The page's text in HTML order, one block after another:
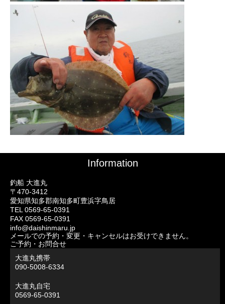
Information
釣船 大進丸
〒470-3412
愛知県知多郡南知多町豊浜字鳥居
TEL 0569-65-0391
FAX 0569-65-0391
info@daishinmaru.jp
メールでの予約・変更・キャンセルはお受けできません。
ご予約・お問合せ
大進丸携帯
090-5008-6334
大進丸自宅
0569-65-0391